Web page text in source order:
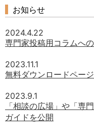
お知らせ
2024.4.22
専門家投稿用コラムへ
2023.11.1
無料ダウンロードペー
2023.9.1
「相談の広場」や「専
ガイドを公開